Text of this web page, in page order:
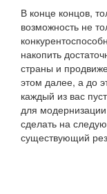
В конце концов,
возможность не
накопить
страны и
этом далее, а до
каждый из вас
для
сделать на
существующий